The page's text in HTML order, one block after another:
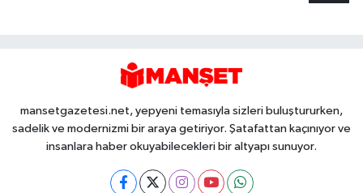
mansetgazetesi.net, yepyeni temasıyla sizleri buluştururken,
sadelik ve modernizmi bir araya getiriyor. Şatafattan kaçınıyor ve
insanlara haber okuyabilecekleri bir altyapı sunuyor.